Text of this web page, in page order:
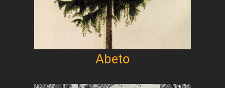
Abeto